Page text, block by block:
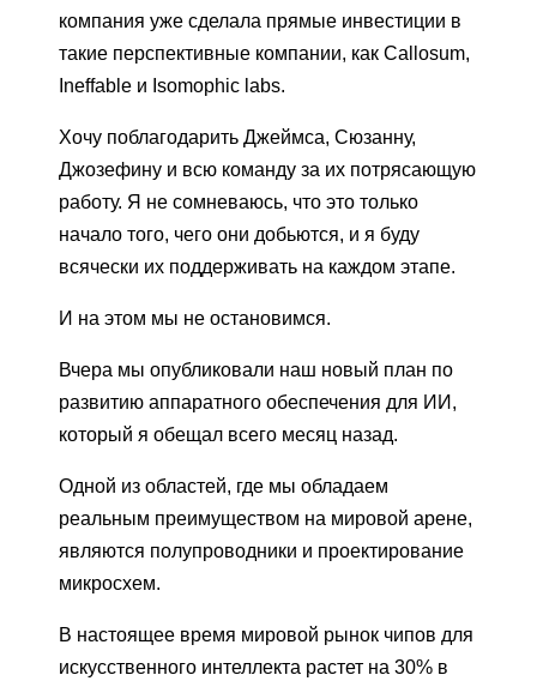
компания уже сделала прямые инвестиции в
такие перспективные компании, как Callosum,
Ineffable и Isomophic labs.
Хочу поблагодарить Джеймса, Сюзанну,
Джозефину и всю команду за их потрясающую
работу. Я не сомневаюсь, что это только
начало того, чего они добьются, и я буду
всячески их поддерживать на каждом этапе.
И на этом мы не остановимся.
Вчера мы опубликовали наш новый план по
развитию аппаратного обеспечения для ИИ,
который я обещал всего месяц назад.
Одной из областей, где мы обладаем
реальным преимуществом на мировой арене,
являются полупроводники и проектирование
микросхем.
В настоящее время мировой рынок чипов для
искусственного интеллекта растет на 30% в